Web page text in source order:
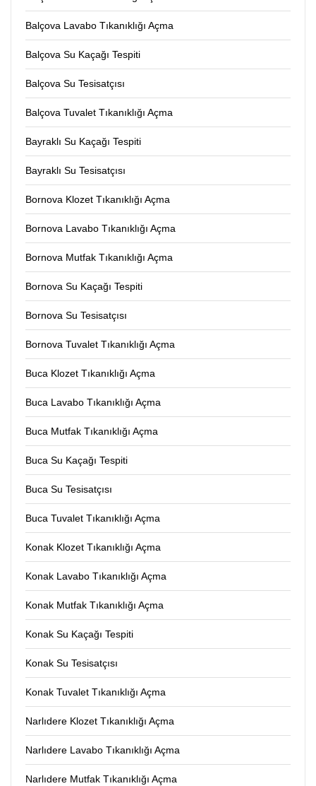
Balçova Lavabo Tıkanıklığı Açma
Balçova Su Kaçağı Tespiti
Balçova Su Tesisatçısı
Balçova Tuvalet Tıkanıklığı Açma
Bayraklı Su Kaçağı Tespiti
Bayraklı Su Tesisatçısı
Bornova Klozet Tıkanıklığı Açma
Bornova Lavabo Tıkanıklığı Açma
Bornova Mutfak Tıkanıklığı Açma
Bornova Su Kaçağı Tespiti
Bornova Su Tesisatçısı
Bornova Tuvalet Tıkanıklığı Açma
Buca Klozet Tıkanıklığı Açma
Buca Lavabo Tıkanıklığı Açma
Buca Mutfak Tıkanıklığı Açma
Buca Su Kaçağı Tespiti
Buca Su Tesisatçısı
Buca Tuvalet Tıkanıklığı Açma
Konak Klozet Tıkanıklığı Açma
Konak Lavabo Tıkanıklığı Açma
Konak Mutfak Tıkanıklığı Açma
Konak Su Kaçağı Tespiti
Konak Su Tesisatçısı
Konak Tuvalet Tıkanıklığı Açma
Narlıdere Klozet Tıkanıklığı Açma
Narlıdere Lavabo Tıkanıklığı Açma
Narlıdere Mutfak Tıkanıklığı Açma